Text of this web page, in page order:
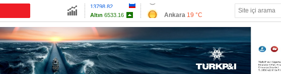
Euro54.9825 Antalya24 °C
Muğla 20 °C
Çanakkale 23 °C